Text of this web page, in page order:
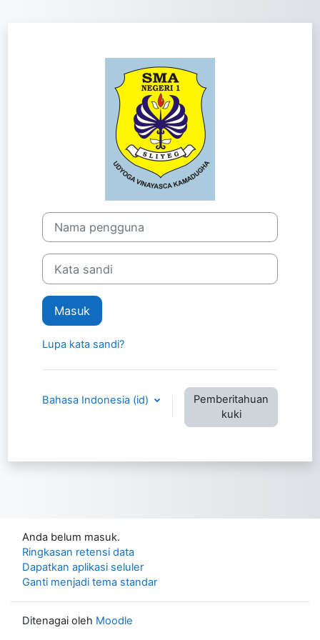
Masuk ke
Nama pengguna
Kata sandi
Masuk
Lupa kata sandi?
Bahasa Indonesia ‎(id)‎
Pemberitahuan
kuki
Anda belum masuk.
Ringkasan retensi data
Dapatkan aplikasi seluler
Ganti menjadi tema standar
Ditenagai oleh Moodle